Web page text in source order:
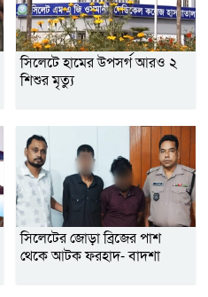
সিলেটে হামের উপসর্গ আরও ২
শিশুর মৃত্যু
সিলেটের জোড়া ব্রিজের পাশ
থেকে আটক ফরহাদ- বাদশা